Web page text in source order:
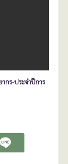
กร-ประจำปีการ